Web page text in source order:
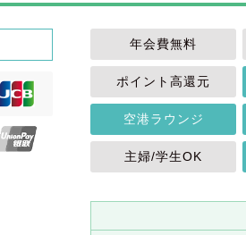
年会費無料
ポイント高還元
空港ラウンジ
主婦/学生OK